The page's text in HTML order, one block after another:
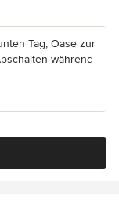
Tag, Oase zur
während